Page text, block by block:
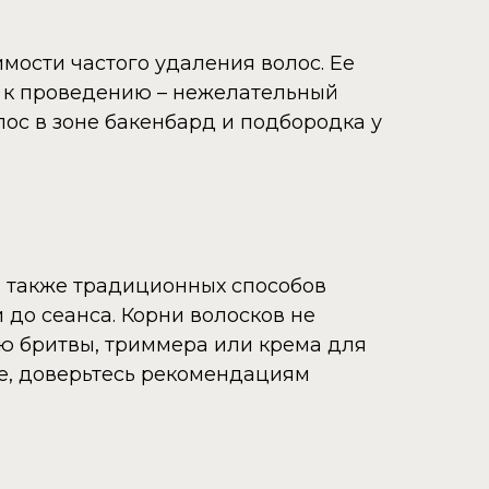
частого удаления волос. Ее
проведению – нежелательный
в зоне бакенбард и подбородка у
также традиционных способов
сеанса. Корни волосков не
бритвы, триммера или крема для
доверьтесь рекомендациям